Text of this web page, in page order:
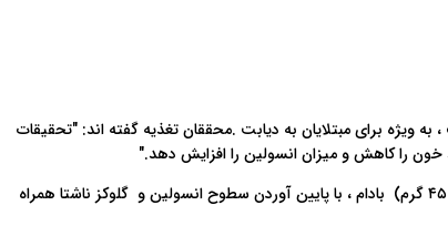
به ویژه برای مبتلایان به دیابت .محققان تغذیه گفته اند: "تحقیقات
خون را کاهش و میزان انسولین را افزایش دهد."
در یک مطالعه ، محققان دریافتند که مصرف ۲ اونس(حدودا ۴۵ گرم) بادام ، با پایین آوردن سطوح انسولین و گلوکز ناشتا همراه